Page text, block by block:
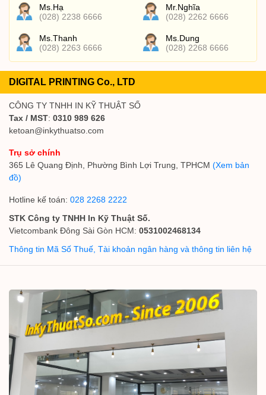
Ms.Hạ
(028) 2238 6666
Mr.Nghĩa
(028) 2262 6666
Ms.Thanh
(028) 2263 6666
Ms.Dung
(028) 2268 6666
DIGITAL PRINTING Co., LTD
CÔNG TY TNHH IN KỸ THUẬT SỐ
Tax / MST: 0310 989 626
ketoan@inkythuatso.com
Trụ sở chính
365 Lê Quang Định, Phường Bình Lợi Trung, TPHCM (Xem bản
đồ)
Hotline kế toán: 028 2268 2222
STK Công ty TNHH In Kỹ Thuật Số.
Vietcombank Đông Sài Gòn HCM: 0531002468134
Thông tin Mã Số Thuế, Tài khoản ngân hàng và thông tin liên hệ